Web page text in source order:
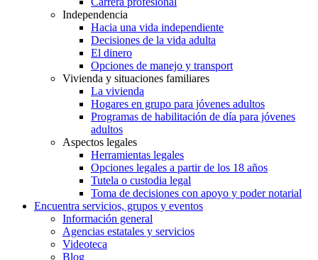
Independencia
Hacia una vida independiente
Decisiones de la vida adulta
El dinero
Opciones de manejo y transport
Vivienda y situaciones familiares
La vivienda
Hogares en grupo para jóvenes adultos
Programas de habilitación de día para jóvenes
adultos
Aspectos legales
Herramientas legales
Opciones legales a partir de los 18 años
Tutela o custodia legal
Toma de decisiones con apoyo y poder notarial
Encuentra servicios, grupos y eventos
Información general
Agencias estatales y servicios
Videoteca
Blog